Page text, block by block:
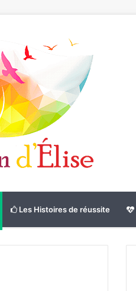
Les Histoires de réussite